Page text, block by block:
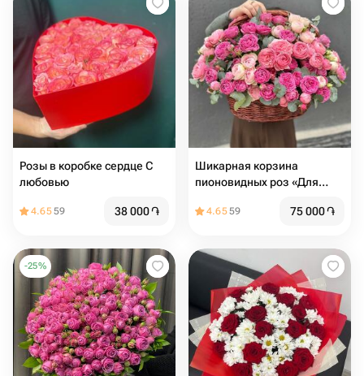
Розы в коробке сердце С
любовью
4.6559 38 000֏
Шикарная корзина
пионовидных роз «Для
4.6559 75 000֏
-25%